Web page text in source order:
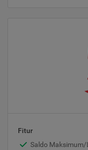
Fitur
Saldo